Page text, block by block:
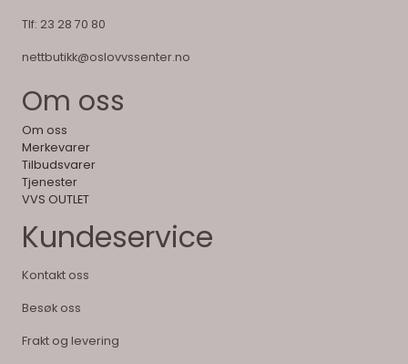
Tlf: 23 28 70 80
nettbutikk@oslovvssenter.no
Om oss
Om oss
Merkevarer
Tilbudsvarer
Tjenester
VVS OUTLET
Kundeservice
Kontakt oss
Besøk oss
Frakt og levering